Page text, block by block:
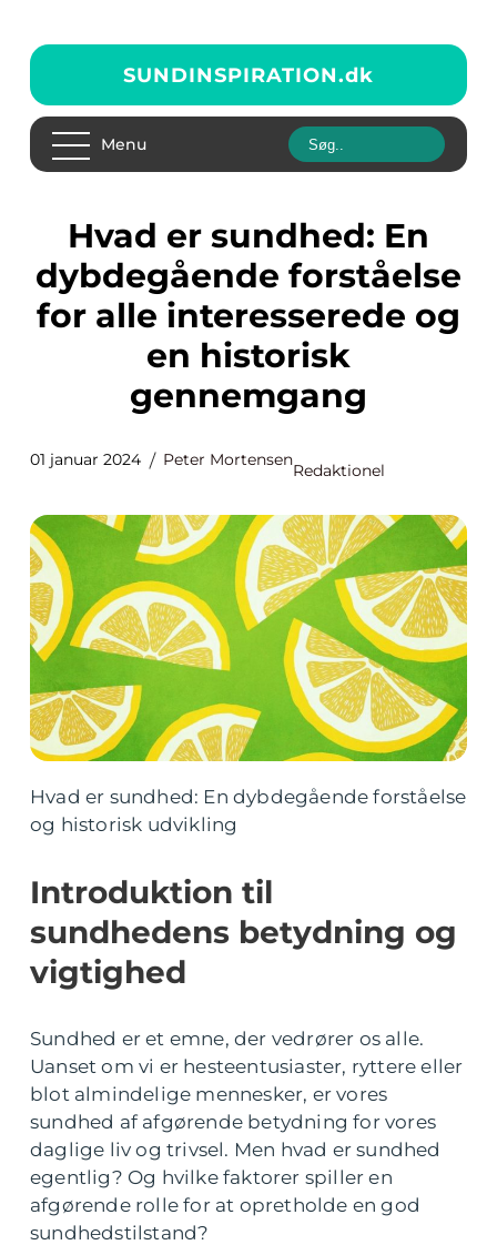
SUNDINSPIRATION.dk
Menu
Hvad er sundhed: En
dybdegående forståelse
for alle interesserede og
en historisk
gennemgang
01 januar 2024 Peter Mortensen
Redaktionel
Hvad er sundhed: En dybdegående forståelse
og historisk udvikling
Introduktion til
sundhedens betydning og
vigtighed
Sundhed er et emne, der vedrører os alle.
Uanset om vi er hesteentusiaster, ryttere eller
blot almindelige mennesker, er vores
sundhed af afgørende betydning for vores
daglige liv og trivsel. Men hvad er sundhed
egentlig? Og hvilke faktorer spiller en
afgørende rolle for at opretholde en god
sundhedstilstand?